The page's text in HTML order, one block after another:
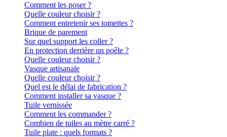
Comment les poser ?
Quelle couleur choisir ?
Comment entretenir ses tomettes ?
Brique de parement
Sur quel support les coller ?
En protection derrière un poêle ?
Quelle couleur choisir ?
Vasque artisanale
Quelle couleur choisir ?
Quel est le délai de fabrication ?
Comment installer sa vasque ?
Tuile vernissée
Comment les commander ?
Combien de tuiles au mètre carré ?
Tuile plate : quels formats ?